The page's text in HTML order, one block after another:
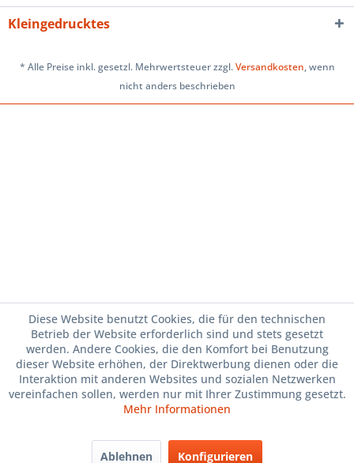
Kleingedrucktes
* Alle Preise inkl. gesetzl. Mehrwertsteuer zzgl.Versandkosten, wenn
nicht anders beschrieben
Diese Website benutzt Cookies, die für den technischen
Betrieb der Website erforderlich sind und stets gesetzt
werden. Andere Cookies, die den Komfort bei Benutzung
dieser Website erhöhen, der Direktwerbung dienen oder die
Interaktion mit anderen Websites und sozialen Netzwerken
vereinfachen sollen, werden nur mit Ihrer Zustimmung gesetzt.
Mehr Informationen
Ablehnen Konfigurieren